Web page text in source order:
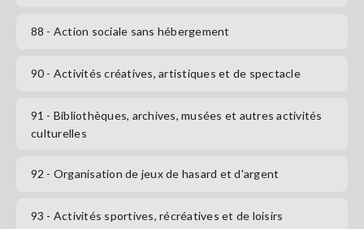
88 - Action sociale sans hébergement
90 - Activités créatives, artistiques et de spectacle
91 - Bibliothèques, archives, musées et autres activités
culturelles
92 - Organisation de jeux de hasard et d'argent
93 - Activités sportives, récréatives et de loisirs